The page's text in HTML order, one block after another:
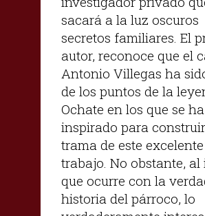
sacará a la luz oscuros
secretos familiares. El
autor, reconoce que el
Antonio Villegas ha
de los puntos de la
Ochate en los que se ha
inspirado para
trama de este excelente
trabajo. No obstante, al
que ocurre con la
historia del párroco, lo